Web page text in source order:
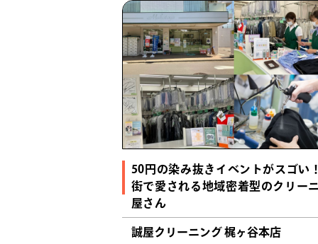
50円の染み抜きイベントがスゴい
街で愛される地域密着型のクリー
屋さん
誠屋クリーニング 梶ヶ谷本店